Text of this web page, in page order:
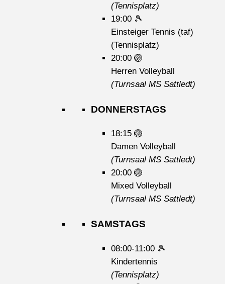
(Tennisplatz)
19:00 🎾
Einsteiger Tennis (taf)
(Tennisplatz)
20:00🏐
Herren Volleyball
(Turnsaal MS Sattledt)
DONNERSTAGS
18:15🏐
Damen Volleyball
(Turnsaal MS Sattledt)
20:00🏐
Mixed Volleyball
(Turnsaal MS Sattledt)
SAMSTAGS
08:00-11:00 🎾
Kindertennis
(Tennisplatz)